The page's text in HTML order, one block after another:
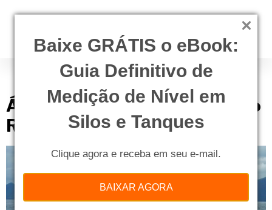
Baixe GRÁTIS o eBook:
Guia Definitivo de
Medição de Nível em
Silos e Tanques
Clique agora e receba em seu e-mail.
BAIXAR AGORA
Tag:gás
Água de Produção – Gerenciando
Riscos